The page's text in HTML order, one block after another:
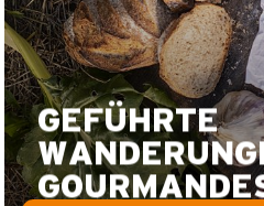
GEFÜHRTE